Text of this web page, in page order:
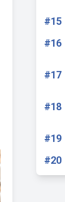
#15
#16
#17
#18
#19
#20